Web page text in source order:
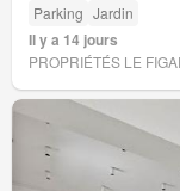
Parking Jardin
Il y a 14 jours
PROPRIÉTÉS LE